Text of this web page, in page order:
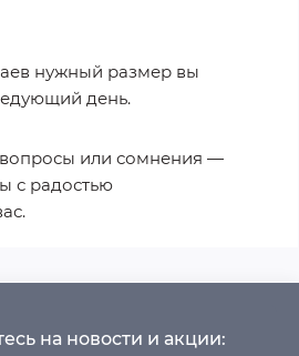
нужный размер вы
день.
вопросы или сомнения —
с радостью
на новости и акции: